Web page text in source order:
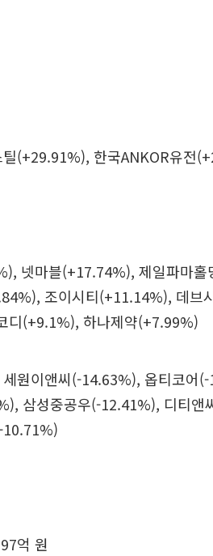
(+29.91%), 한국ANKOR유전
넷마블(+17.74%), 제일파마
조이시티(+11.14%), 데브
디(+9.1%), 하나제약(+7.99%)
원이앤씨(-14.63%), 옵티코어
삼성중공우(-12.41%), 디티앤
억 원